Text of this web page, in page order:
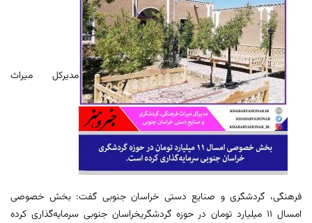
مدیرکل میراث
‌فرهنگی، گردشگری و صنایع دستی خراسان ‌جنوبی گفت: بخش خصوصی
امسال ۱۱ میلیارد تومان در حوزه‌ گردشگریخراسان جنوبی سرمایه‌گذاری کرده